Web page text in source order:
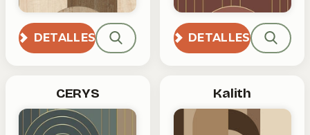
DETALLES DETALLES
CERYS Kalith